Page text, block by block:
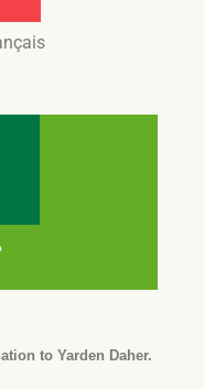
to Yarden Daher.